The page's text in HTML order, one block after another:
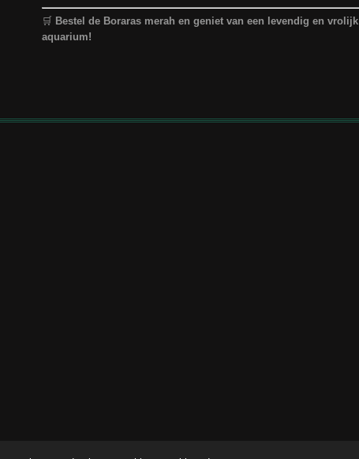
🛒 Bestel de Boraras merah en geniet van een levendig en vrolijk
aquarium!